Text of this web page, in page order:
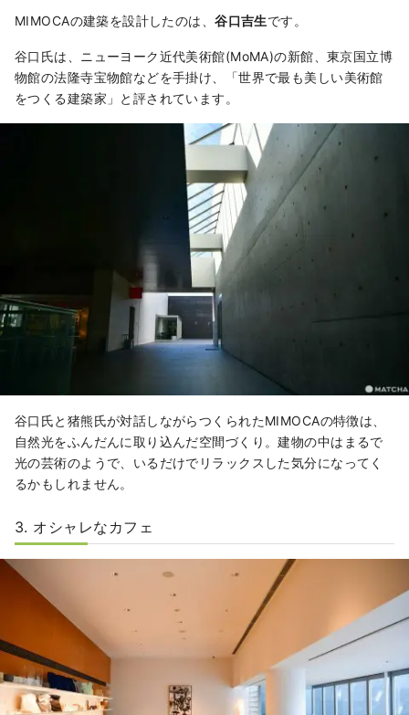
MIMOCAの建築を設計したのは、谷口吉生です。
谷口氏は、ニューヨーク近代美術館(MoMA)の新館、東京国立博
物館の法隆寺宝物館などを手掛け、「世界で最も美しい美術館
をつくる建築家」と評されています。
谷口氏と猪熊氏が対話しながらつくられたMIMOCAの特徴は、
自然光をふんだんに取り込んだ空間づくり。建物の中はまるで
光の芸術のようで、いるだけでリラックスした気分になってく
るかもしれません。
3. オシャレなカフェ